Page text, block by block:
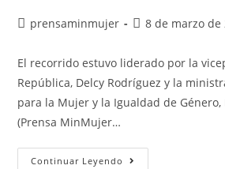
prensaminmujer 8 de marzo de
El recorrido estuvo liderado por la
República, Delcy Rodríguez y la
para la Mujer y la Igualdad de Género,
(Prensa MinMujer…
Continuar Leyendo